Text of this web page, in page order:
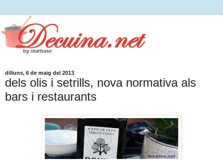
dilluns, 6 de maig del 2013
dels olis i setrills, nova normativa als
bars i restaurants